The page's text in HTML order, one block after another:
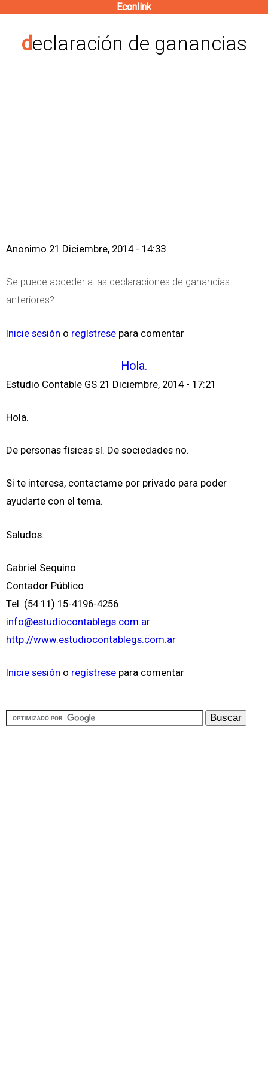
contenido
Econlink
declaración de ganancias
Anonimo 21 Diciembre, 2014 - 14:33
Se puede acceder a las declaraciones de ganancias
anteriores?
Inicie sesión o regístrese para comentar
Hola.
Estudio Contable GS 21 Diciembre, 2014 - 17:21
Hola.
De personas físicas sí. De sociedades no.
Si te interesa, contactame por privado para poder
ayudarte con el tema.
Saludos.
Gabriel Sequino
Contador Público
Tel. (54 11) 15-4196-4256
info@estudiocontablegs.com.ar
http://www.estudiocontablegs.com.ar
Inicie sesión o regístrese para comentar